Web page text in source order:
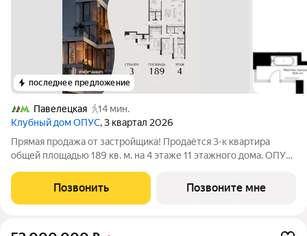
последнее предложение
Павелецкая
14 мин.
Клубный дом ОПУС, 3 квартал 2026
Прямая продажа от застройщика! Продаётся 3-к квартира
общей площадью 189 кв. м. на 4 этаже 11 этажного дома. ОПУС
проект премиум-класса от девелопера PIONEER с
архитектурной концепцией от
Позвонить Позвоните мне